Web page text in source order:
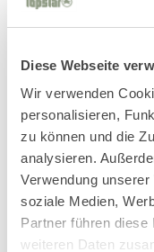
Diese Webseite
Wir verwenden
personalisieren,
zu können und die
analysieren.
Verwendung
soziale Medien,
Partner führen
weiteren Daten
Unser
freuen uns, euch
Auch wenn wir
Jahr unter
können, bleibt